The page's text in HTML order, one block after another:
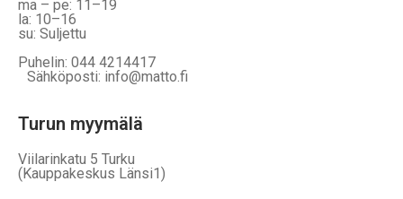
ma – pe: 11–19
la: 10–16
su: Suljettu
Puhelin: 044 4214417
Sähköposti: info@matto.fi
Turun myymälä
Viilarinkatu 5 Turku
(Kauppakeskus Länsi1)